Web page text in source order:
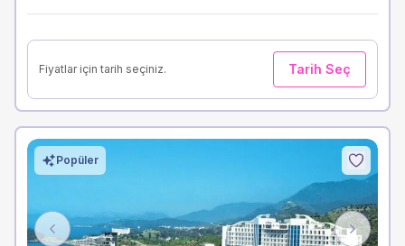
Fiyatlar için tarih seçiniz. Tarih Seç
Previous Next
Popüler